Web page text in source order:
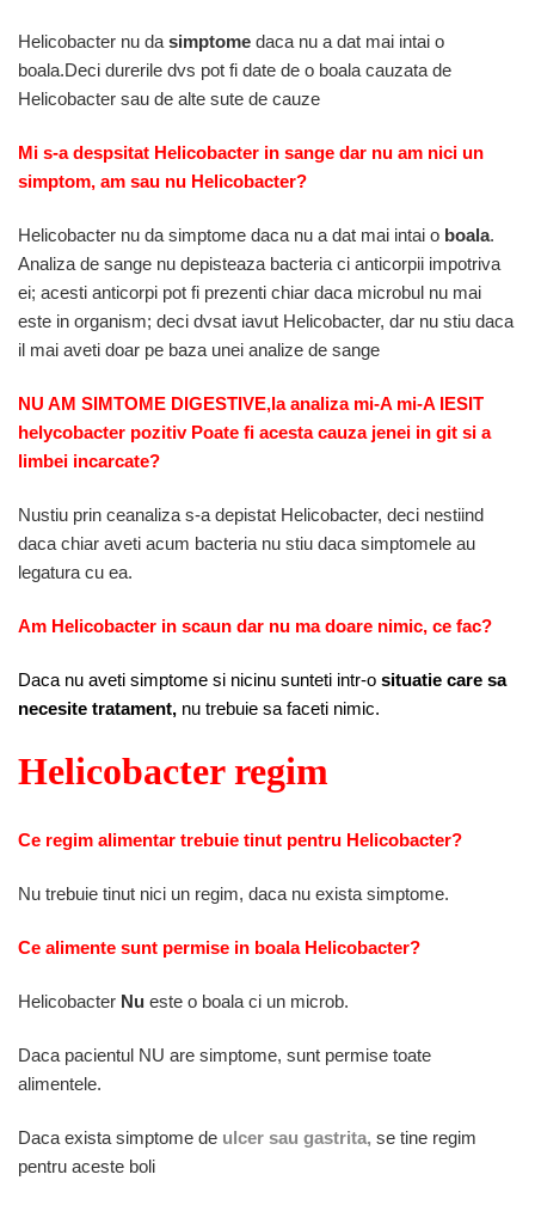
Helicobacter nu da simptome daca nu a dat mai intai o
boala.Deci durerile dvs pot fi date de o boala cauzata de
Helicobacter sau de alte sute de cauze
Mi s-a despsitat Helicobacter in sange dar nu am nici un
simptom, am sau nu Helicobacter?
Helicobacter nu da simptome daca nu a dat mai intai o boala.
Analiza de sange nu depisteaza bacteria ci anticorpii impotriva
ei; acesti anticorpi pot fi prezenti chiar daca microbul nu mai
este in organism; deci dvsat iavut Helicobacter, dar nu stiu daca
il mai aveti doar pe baza unei analize de sange
NU AM SIMTOME DIGESTIVE,la analiza mi-A mi-A IESIT
helycobacter pozitiv Poate fi acesta cauza jenei in git si a
limbei incarcate?
Nustiu prin ceanaliza s-a depistat Helicobacter, deci nestiind
daca chiar aveti acum bacteria nu stiu daca simptomele au
legatura cu ea.
Am Helicobacter in scaun dar nu ma doare nimic, ce fac?
Daca nu aveti simptome si nicinu sunteti intr-o situatie care sa
necesite tratament, nu trebuie sa faceti nimic.
Helicobacter regim
Ce regim alimentar trebuie tinut pentru Helicobacter?
Nu trebuie tinut nici un regim, daca nu exista simptome.
Ce alimente sunt permise in boala Helicobacter?
Helicobacter Nu este o boala ci un microb.
Daca pacientul NU are simptome, sunt permise toate
alimentele.
Daca exista simptome de ulcer sau gastrita, se tine regim
pentru aceste boli